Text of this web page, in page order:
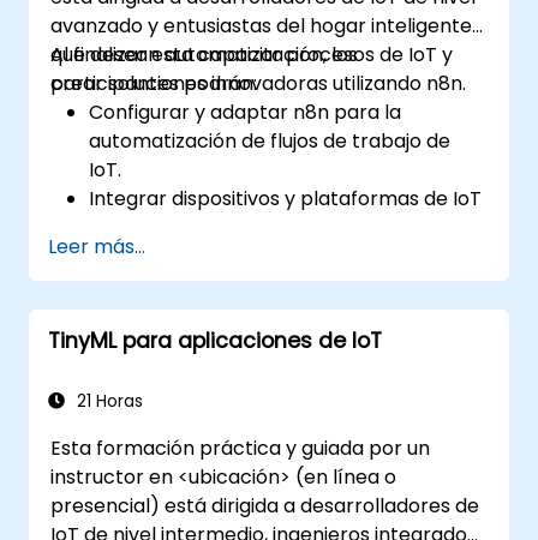
avanzado y entusiastas del hogar inteligente
que desean automatizar procesos de IoT y
crear soluciones innovadoras utilizando n8n.
Al finalizar esta capacitación, los
participantes podrán:
Configurar y adaptar n8n para la
automatización de flujos de trabajo de
IoT.
Integrar dispositivos y plataformas de IoT
Implementar flujos de trabajo
personalizados para automatizar tareas y
procesos de IoT.
Utilizar protocolos de IoT como MQTT y
de n8n.
optimizar flujos de trabajo de
automatización de IoT.
Leer más...
TinyML para aplicaciones de IoT
21 Horas
Esta formación práctica y guiada por un
instructor en <ubicación> (en línea o
presencial) está dirigida a desarrolladores de
IoT de nivel intermedio, ingenieros integrados